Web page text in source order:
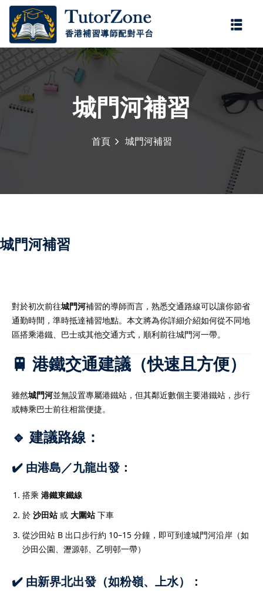
城門河補習
首頁 城門河補習
城門河補習
對於初次前往城門河補習的導師而言，熟悉交通路線可以讓你節省
通勤時間，準時抵達補習地點。本文將為你詳細介紹如何從不同地
區搭乘港鐵、巴士或其他交通方式，順利前往城門河一帶。
🚆 港鐵交通建議（快速且方便）
雖然城門河並無設置專屬港鐵站，但其鄰近數個主要港鐵站，步行
或轉乘巴士前往相當便捷。
🔹 建議路線：
✔️ 由港島／九龍出發：
搭乘 港鐵東鐵線
於 沙田站或 大圍站下車
從沙田站 B 出口步行約 10–15 分鐘，即可到達城門河沿岸（如
沙田公園、瀝源邨、乙明邨一帶）
✔️ 由新界北出發（如粉嶺、上水）：
登錄